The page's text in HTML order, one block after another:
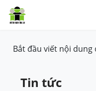
Bắt đầu viết nội dung
Tin tức